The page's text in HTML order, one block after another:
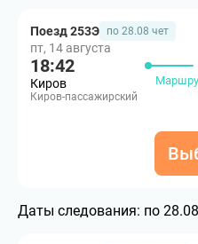
Поезд 253Э по 28.08 чет
пт, 14 августа
18:42
Киров
Киров-пассажирский
Даты следования: по